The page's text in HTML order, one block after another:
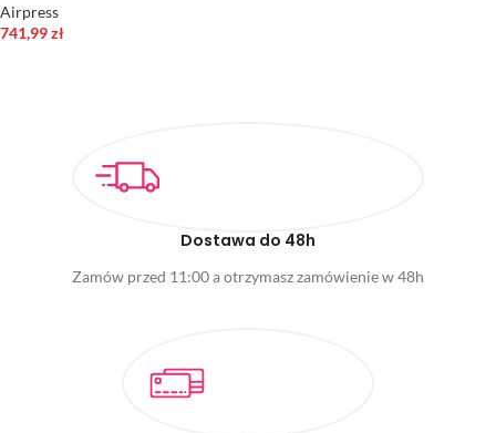
Airpress
741,99zł
Dostawa do 48h
Zamów przed 11:00 a otrzymasz zamówienie w 48h